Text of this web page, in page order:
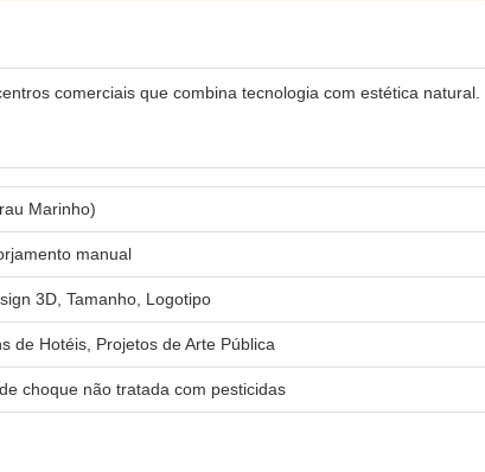
comerciais que combina tecnologia com estética natural.
Marinho)
manual
3D, Tamanho, Logotipo
de Hotéis, Projetos de Arte Pública
choque não tratada com pesticidas